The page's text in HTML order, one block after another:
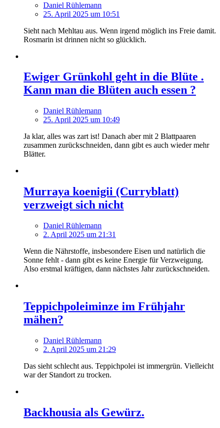
Daniel Rühlemann
25. April 2025 um 10:51
Sieht nach Mehltau aus. Wenn irgend möglich ins Freie damit.
Rosmarin ist drinnen nicht so glücklich.
Ewiger Grünkohl geht in die Blüte .
Kann man die Blüten auch essen ?
Daniel Rühlemann
25. April 2025 um 10:49
Ja klar, alles was zart ist! Danach aber mit 2 Blattpaaren
zusammen zurückschneiden, dann gibt es auch wieder mehr
Blätter.
Murraya koenigii (Curryblatt)
verzweigt sich nicht
Daniel Rühlemann
2. April 2025 um 21:31
Wenn die Nährstoffe, insbesondere Eisen und natürlich die
Sonne fehlt - dann gibt es keine Energie für Verzweigung.
Also erstmal kräftigen, dann nächstes Jahr zurückschneiden.
Teppichpoleiminze im Frühjahr
mähen?
Daniel Rühlemann
2. April 2025 um 21:29
Das sieht schlecht aus. Teppichpolei ist immergrün. Vielleicht
war der Standort zu trocken.
Backhousia als Gewürz.